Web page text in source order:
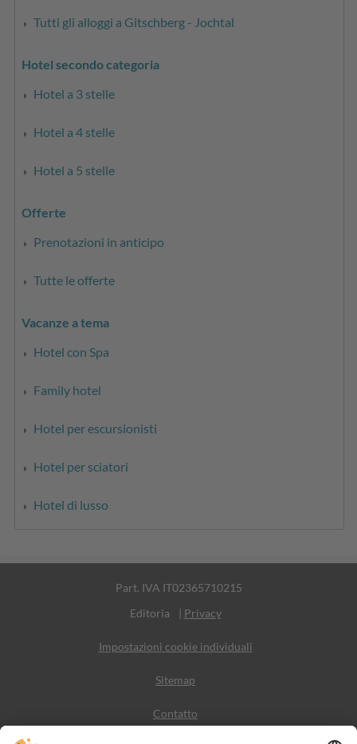
Tutti gli alloggi a Gitschberg - Jochtal
Hotel secondo categoria
Hotel a 3 stelle
Hotel a 4 stelle
Hotel a 5 stelle
Offerte
Prenotazioni in anticipo
Tutte le offerte
Vacanze a tema
Hotel con Spa
Family hotel
Hotel per escursionisti
Hotel per sciatori
Hotel di lusso
Part. IVA IT02365710215
Editoria
| Privacy
Impostazioni cookie individuali
Sitemap
Contatto